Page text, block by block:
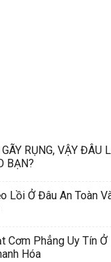
RỤNG, VẬY ĐÂU
BẠN?
Lồi Ở Đâu An Toàn
Cơm Phẳng Uy Tín Ở
Hóa